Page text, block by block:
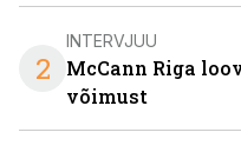
2
INTERVJUU
McCann Riga
võimust